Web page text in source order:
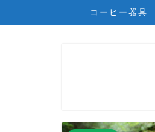
コーヒー器具